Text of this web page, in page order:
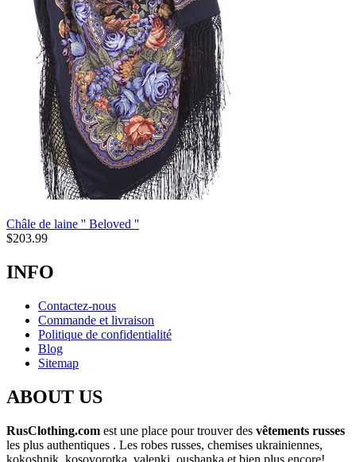
Châle de laine '' Beloved ''
$203.99
INFO
Contactez-nous
Commande et livraison
Politique de confidentialité
Blog
Sitemap
ABOUT US
RusClothing.com est une place pour trouver des vêtements russes
les plus authentiques . Les robes russes, chemises ukrainiennes,
kokoshnik, kosovorotka, valenki, oushanka et bien plus encore!